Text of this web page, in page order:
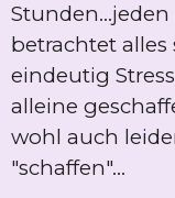
Stunden...jeden
betrachtet alles
eindeutig
alleine
wohl auch
"schaffen"...